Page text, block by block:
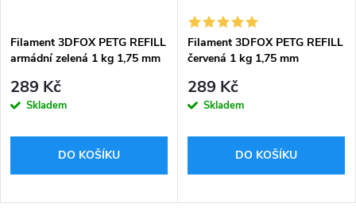
Filament 3DFOX PETG REFILL
armádní zelená 1 kg 1,75 mm
289 Kč
Skladem
DO KOŠÍKU
Filament 3DFOX PETG REFILL
červená 1 kg 1,75 mm
289 Kč
Skladem
DO KOŠÍKU